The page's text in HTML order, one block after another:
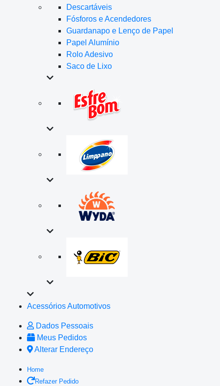
Descartáveis
Fósforos e Acendedores
Guardanapo e Lenço de Papel
Papel Alumínio
Rolo Adesivo
Saco de Lixo
Acessórios Automotivos
Dados Pessoais
Meus Pedidos
Alterar Endereço
Home
Refazer Pedido